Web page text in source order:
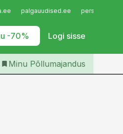
palgauudised.ee
-70% Logi sisse
Iseteenindus
Põllumajandus
Minu Põllumajandus